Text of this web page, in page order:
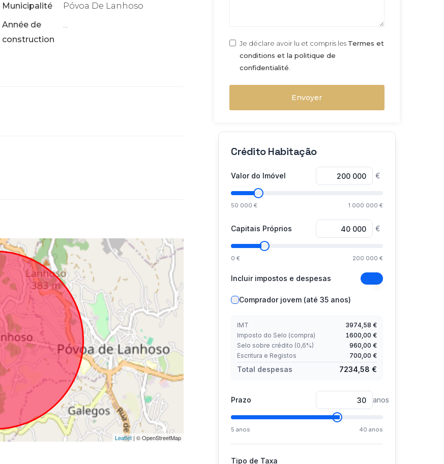
Municipalité
Póvoa De Lanhoso
Année de
construction
Leaflet | © OpenStreetMap
Je déclare avoir lu et compris les Termes et
conditions et la politique de
confidentialité
Envoyer